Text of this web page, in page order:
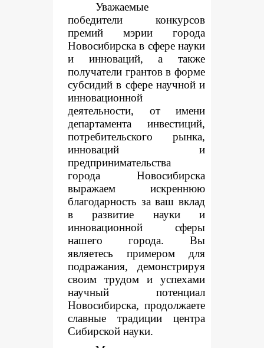
Уважаемые
победители конкурсов
премий мэрии города
Новосибирска в сфере науки
и инноваций, а также
получатели грантов в форме
субсидий в сфере научной и
инновационной
деятельности, от имени
департамента инвестиций,
потребительского рынка,
инноваций и
предпринимательства
города Новосибирска
выражаем искреннюю
благодарность за ваш вклад
в развитие науки и
инновационной сферы
нашего города. Вы
являетесь примером для
подражания, демонстрируя
своим трудом и успехами
научный потенциал
Новосибирска, продолжаете
славные традиции центра
Сибирской науки.